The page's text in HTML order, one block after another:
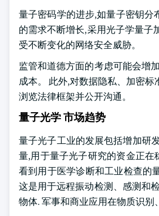
量子密码学的进步,如量子密钥分
的需求不断增长,采用光子学量子
受不断变化的网络安全威胁。
监管和道德方面的考虑可能会增
成本。 此外,对数据隐私、加密
浏览法律框架并公开沟通。
量子光学 市场趋势
量子光子工业的发展包括增加研
量,用于量子光子研究的资金正
看到用于医学诊断和工业检查的
这是用于远程振动检测、感测和
物体. 军事和商业应用在物质识别